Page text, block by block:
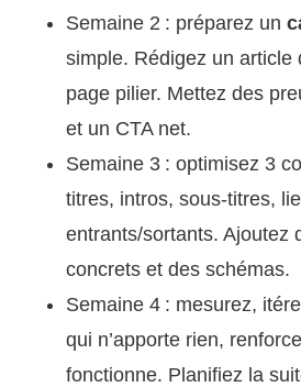
Semaine 2 : préparez un
simple. Rédigez un article
page pilier. Mettez des
et un CTA net.
Semaine 3 : optimisez 3
titres, intros, sous-titres,
entrants/sortants. Ajoutez
concrets et des schémas.
Semaine 4 : mesurez,
qui n’apporte rien,
fonctionne. Planifiez la